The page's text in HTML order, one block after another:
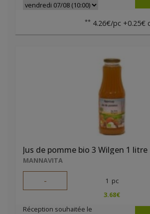
** 4.26€/pc +0.25€
Jus de pomme bio 3 Wilgen 1 litre
MANNAVITA
- 1 pc
3.68€
Réception souhaitée le